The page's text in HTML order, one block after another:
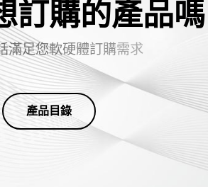
訂購的產品
滿足您軟硬體訂購需求
產品目錄